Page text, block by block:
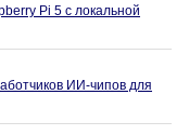
Pi 5 с локальной
ИИ-чипов для